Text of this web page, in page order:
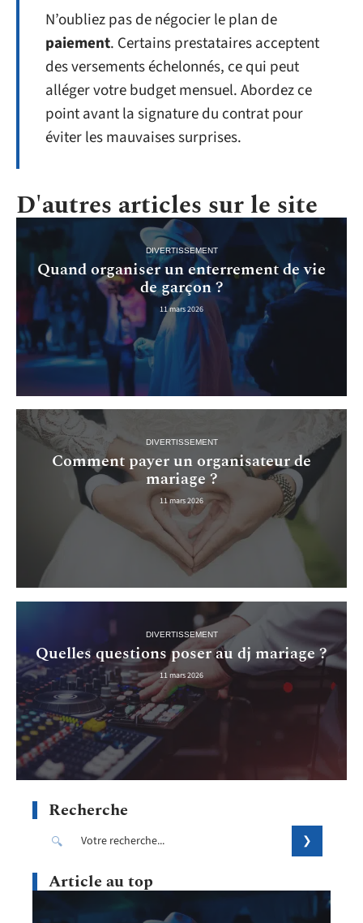
N’oubliez pas de négocier le plan de
paiement. Certains prestataires acceptent
des versements échelonnés, ce qui peut
alléger votre budget mensuel. Abordez ce
point avant la signature du contrat pour
éviter les mauvaises surprises.
D'autres articles sur le site
DIVERTISSEMENT
Quand organiser un enterrement de vie
de garçon ?
11 mars 2026
DIVERTISSEMENT
Comment payer un organisateur de
mariage ?
11 mars 2026
DIVERTISSEMENT
Quelles questions poser au dj mariage ?
11 mars 2026
Recherche
Article au top